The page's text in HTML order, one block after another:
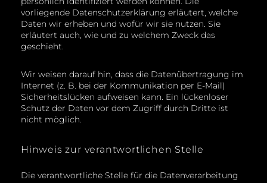
vorliegende Datenschutzerklärung erläutert, welche
Daten wir erheben und wofür wir sie nutzen. Sie
erläutert auch, wie und zu welchem Zweck das
geschieht.
Wir weisen darauf hin, dass die Datenübertragung im
Internet (z. B. bei der Kommunikation per E-Mail)
Sicherheitslücken aufweisen kann. Ein lückenloser
Schutz der Daten vor dem Zugriff durch Dritte ist
nicht möglich.
Hinweis zur verantwortlichen Stelle
Die verantwortliche Stelle für die Datenverarbeitung